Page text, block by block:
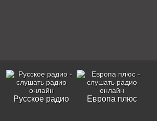
Русское радио Европа плюс